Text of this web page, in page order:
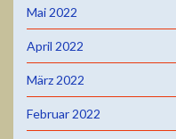
Mai 2022
April 2022
März 2022
Februar 2022